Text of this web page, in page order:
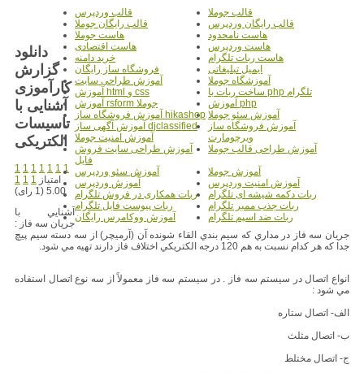
قالب جوملا
قالب وردپرس
قالب رایگان وردپرس
قالب رایگان جوملا
هاست نامحدود
هاست جوملا
هاست وردپرس
هاست اقتصادی
هاست ربات تلگرام
خرید دامنه
ایمیل تبلیغاتی
فروشگاه ساز رایگان
آموزشگاه جوملا
آموزش طراحی سایت
ساخت ربات با php تلگرام
آموزش html و css
آموزش php
آموزش rsform جوملا
آموزش سئو جوملا آموزش فروشگاه ساز hikashop
آموزش فروشگاه ساز
ویرچومارت
آموزش آگهی ساز djclassified
آموزش امنیت جوملا
آموزش طراحی قالب جوملا
آموزش طراحی سایت فروش
فایل
آموزش جوملا
آموزش سئو وردپرس
آموزش امنیت وردپرس
آموزش وردپرس
ربات دکمه شیشه ای تلگرام
ربات همکاری در فروش تلگرام
ربات جذب ممبر تلگرام
ربات پیوست فایل تلگرام
ربات ضد اسپم تلگرام
آموزش ووکامرس رایگان
دانلود
گزارش
کارآموزی
آشنایی با
تاسیسات
الکتریکی
1 1 1 1 1 1 1
1 1 1 امتیاز
5.00 (1 رای)
آشنايي با
جريان سه فاز :
جريان سه فاز در مداري كه سيم بندي القاء شونده آن (آرميچر) از سه دسته سيم پيچ
جدا كه هر كدام نسبت به هم 120 درجه الكتريكي اختلاف فاز دارند تهيه مي شود.
انواع اتصال در سيستم سه فاز . در سيستم سه فاز معمولاً‌ از سه نوع اتصال استفاده
مي شود :
الف- اتصال ستاره
ب- اتصال مثلث
ج- اتصال مختلط